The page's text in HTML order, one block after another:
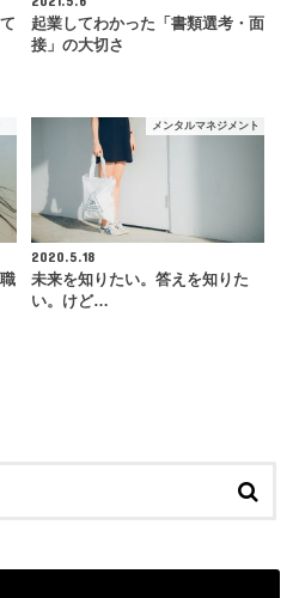
起業してわかった「書類選考・面
接」の大切さ
メンタルマネジメント
2020.5.18
未来を知りたい。答えを知りた
い。けど…